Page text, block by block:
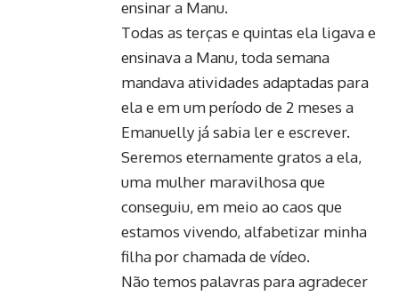
ensinar a Manu.
Todas as terças e quintas ela ligava e
ensinava a Manu, toda semana
mandava atividades adaptadas para
ela e em um período de 2 meses a
Emanuelly já sabia ler e escrever.
Seremos eternamente gratos a ela,
uma mulher maravilhosa que
conseguiu, em meio ao caos que
estamos vivendo, alfabetizar minha
filha por chamada de vídeo.
Não temos palavras para agradecer